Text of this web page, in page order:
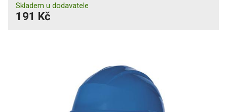
Skladem u dodavatele
191 Kč